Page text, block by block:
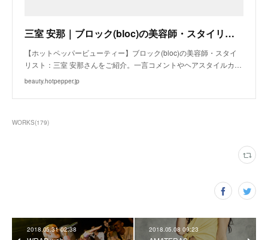
三室 安那｜ブロック(bloc)の美容師・スタイリスト｜ホットペッパービューティー
【ホットペッパービューティー】ブロック(bloc)の美容師・スタイ
リスト：三室 安那さんをご紹介。一言コメントやヘアスタイルカ…
beauty.hotpepper.jp
WORKS(179)
2018.05.31 02:38 2018.05.08 09:23